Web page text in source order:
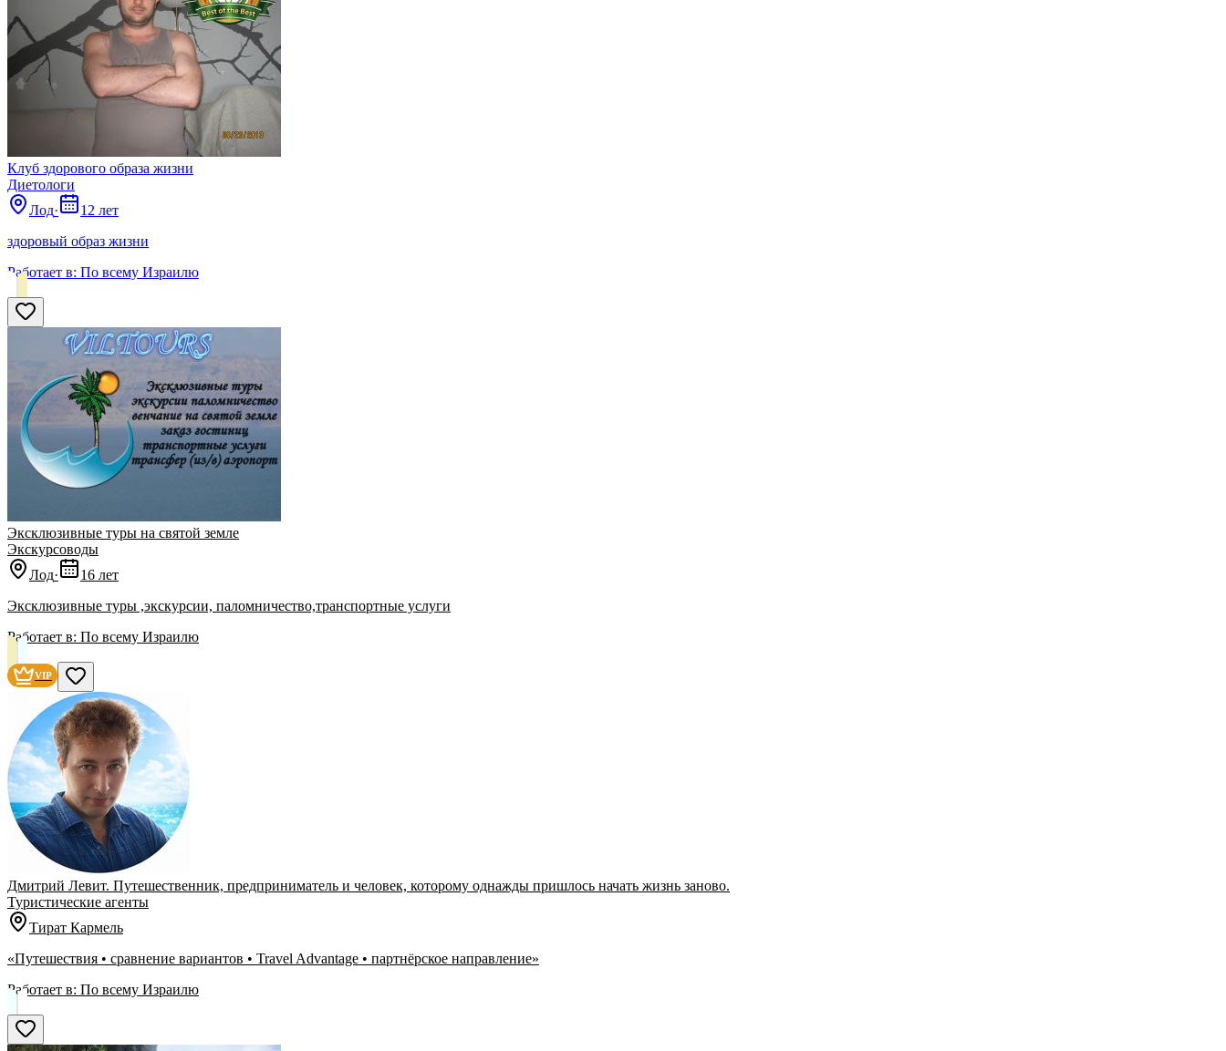
Клуб здорового образа жизни
Диетологи
Лод·
12 лет
здоровый образ жизни
Работает в: По всему Израилю
Эксклюзивные туры на святой земле
Экскурсоводы
Лод·
16 лет
Эксклюзивные туры ,экскурсии, паломничество,транспортные услуги
Работает в: По всему Израилю
VIP
Дмитрий Левит. Путешественник, предприниматель и человек, которому однажды пришлось начать жизнь заново.
Туристические агенты
Тират Кармель
«Путешествия • сравнение вариантов • Travel Advantage • партнёрское направление»
Работает в: По всему Израилю